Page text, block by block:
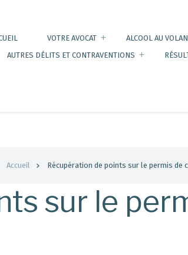
VOTRE AVOCAT
ALCOOL AU
AUTRES DÉLITS ET CONTRAVENTIONS
Accueil Récupération de points sur le permis de
sur le